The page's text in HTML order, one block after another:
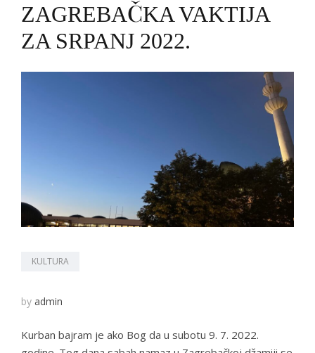
ZAGREBAČKA VAKTIJA
ZA SRPANJ 2022.
KULTURA
by admin
Kurban bajram je ako Bog da u subotu 9. 7. 2022.